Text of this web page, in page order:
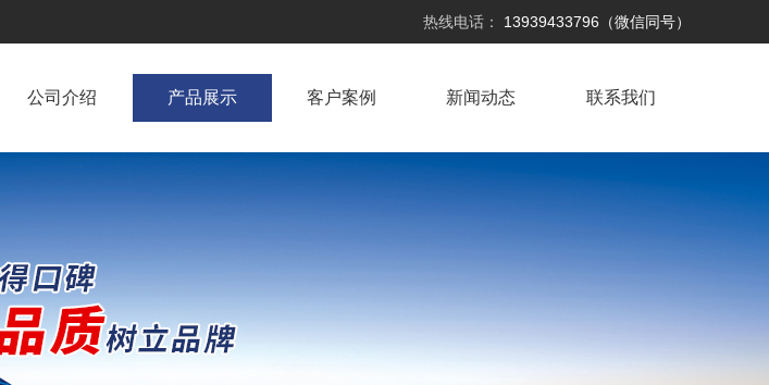
热线电话： 13939433796（微信同号）
公司介绍 产品展示 客户案例 新闻动态 联系我们